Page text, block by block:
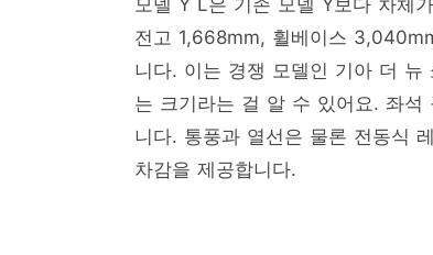
전고 1,668mm, 휠베이스
니다. 이는 경쟁 모델인 기아 더
는 크기라는 걸 알 수 있어요. 좌석
니다. 통풍과 열선은 물론 전동식
차감을 제공합니다.